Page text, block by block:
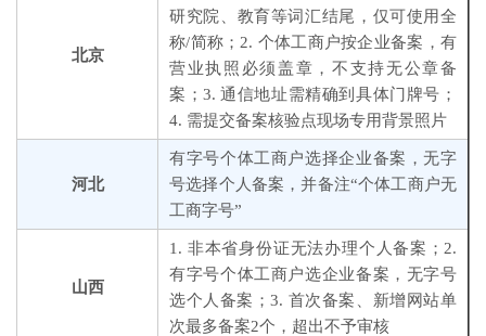
北京
研究院、教育等词汇结尾，仅可使用全
称/简称；2. 个体工商户按企业备案，有
营业执照必须盖章，不支持无公章备
案；3. 通信地址需精确到具体门牌号；
4. 需提交备案核验点现场专用背景照片
河北
有字号个体工商户选择企业备案，无字
号选择个人备案，并备注“个体工商户无
工商字号”
山西
1. 非本省身份证无法办理个人备案；2.
有字号个体工商户选企业备案，无字号
选个人备案；3. 首次备案、新增网站单
次最多备案2个，超出不予审核